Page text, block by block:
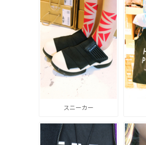
スニーカー